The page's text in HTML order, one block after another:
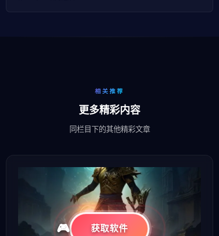
相关推荐
更多精彩内容
同栏目下的其他精彩文章
获取软件